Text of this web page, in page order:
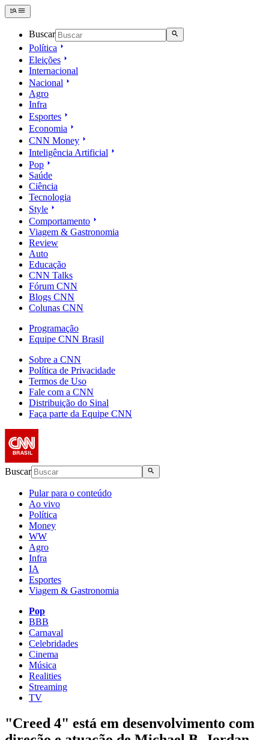
Buscar
Política
Eleições
Internacional
Nacional
Agro
Infra
Esportes
Economia
CNN Money
Inteligência Artificial
Pop
Saúde
Ciência
Tecnologia
Style
Comportamento
Viagem & Gastronomia
Review
Auto
Educação
CNN Talks
Fórum CNN
Blogs CNN
Colunas CNN
Programação
Equipe CNN Brasil
Sobre a CNN
Política de Privacidade
Termos de Uso
Fale com a CNN
Distribuição do Sinal
Faça parte da Equipe CNN
Buscar
Pular para o conteúdo
Ao vivo
Política
Money
WW
Agro
Infra
IA
Esportes
Viagem & Gastronomia
Pop
BBB
Carnaval
Celebridades
Cinema
Música
Realities
Streaming
TV
"Creed 4" está em desenvolvimento com